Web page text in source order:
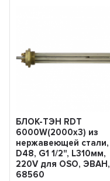
БЛОК-ТЭН RDT
6000W(2000x3) из
нержавеющей стали,
D48, G1 1/2", L310мм,
220V для OSO, ЭВАН,
68560